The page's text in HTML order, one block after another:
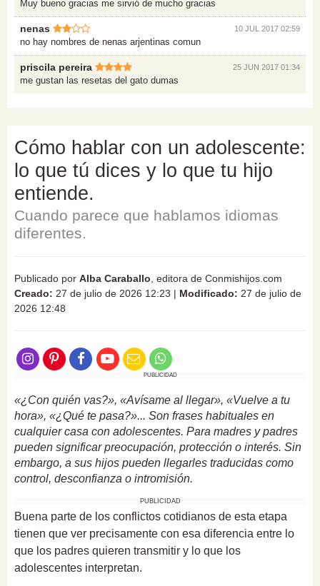
Muy bueno gracias me sirvió de mucho gracias
10 JUL 2017 02:59
nenas
no hay nombres de nenas arjentinas comun
25 JUN 2017 01:34
priscila pereira
me gustan las resetas del gato dumas
Cómo hablar con un adolescente:
lo que tú dices y lo que tu hijo
entiende.
Cuando parece que hablamos idiomas
diferentes.
Publicado por Alba Caraballo , editora de Conmishijos.com
Creado: 27 de julio de 2026 12:23 | Modificado: 27 de julio de
2026 12:48
PUBLICIDAD
«¿Con quién vas?», «Avísame al llegar», «Vuelve a tu
hora», «¿Qué te pasa?»... Son frases habituales en
cualquier casa con adolescentes. Para madres y padres
pueden significar preocupación, protección o interés. Sin
embargo, a sus hijos pueden llegarles traducidas como
control, desconfianza o intromisión.
PUBLICIDAD
Buena parte de los conflictos cotidianos de esta etapa
tienen que ver precisamente con esa diferencia entre lo
que los padres quieren transmitir y lo que los
adolescentes interpretan.